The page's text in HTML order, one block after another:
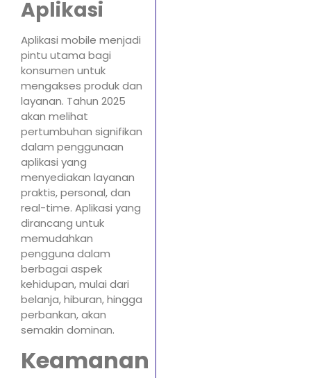
Aplikasi
Aplikasi mobile menjadi
pintu utama bagi
konsumen untuk
mengakses produk dan
layanan. Tahun 2025
akan melihat
pertumbuhan signifikan
dalam penggunaan
aplikasi yang
menyediakan layanan
praktis, personal, dan
real-time. Aplikasi yang
dirancang untuk
memudahkan
pengguna dalam
berbagai aspek
kehidupan, mulai dari
belanja, hiburan, hingga
perbankan, akan
semakin dominan.
Keamanan